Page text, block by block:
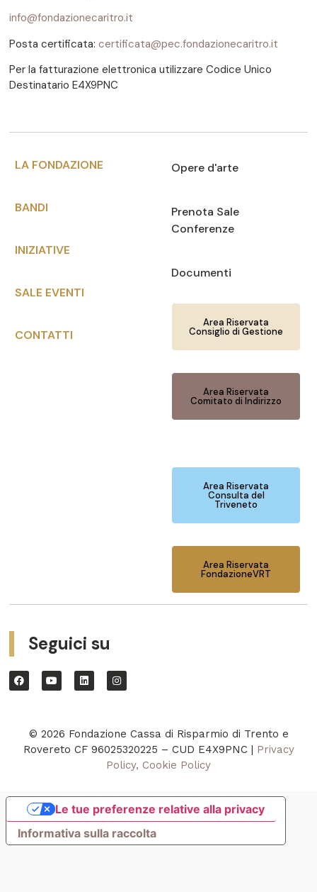
info@fondazionecaritro.it
Posta certificata: certificata@pec.fondazionecaritro.it
Per la fatturazione elettronica utilizzare Codice Unico
Destinatario E4X9PNC
LA FONDAZIONE
BANDI
INIZIATIVE
SALE EVENTI
CONTATTI
Opere d'arte
Prenota Sale
Conferenze
Documenti
Area Riservata
Consiglio di Gestione
Area Riservata
Comitato di Indirizzo
Area Riservata
Consulta del
Triveneto
Area Riservata
FondazioneVRT
Seguici su
© 2026 Fondazione Cassa di Risparmio di Trento e
Rovereto CF 96025320225 – CUD E4X9PNC | Privacy
Policy, Cookie Policy
Informativa sulla raccolta
Le tue preferenze relative alla privacy